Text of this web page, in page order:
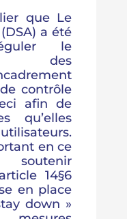
que Le
a été
le
des
contrôle
afin de
qu’elles
en ce
14§6
en place
down »